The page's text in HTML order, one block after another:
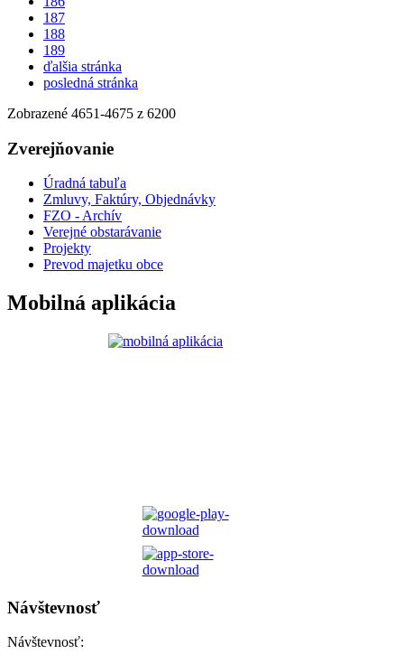
187
188
189
ďalšia stránka
posledná stránka
Zobrazené 4651-4675 z 6200
Zverejňovanie
Úradná tabuľa
Zmluvy, Faktúry, Objednávky
FZO - Archív
Verejné obstarávanie
Projekty
Prevod majetku obce
Mobilná aplikácia
Návštevnosť
Návštevnosť: